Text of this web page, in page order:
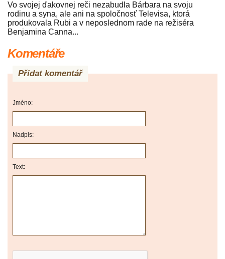
Vo svojej ďakovnej reči nezabudla Bárbara na svoju
rodinu a syna, ale ani na spoločnosť Televisa, ktorá
produkovala Rubi a v neposlednom rade na režiséra
Benjamina Canna...
Komentáře
Přidat komentář
Jméno:
Nadpis:
Text: